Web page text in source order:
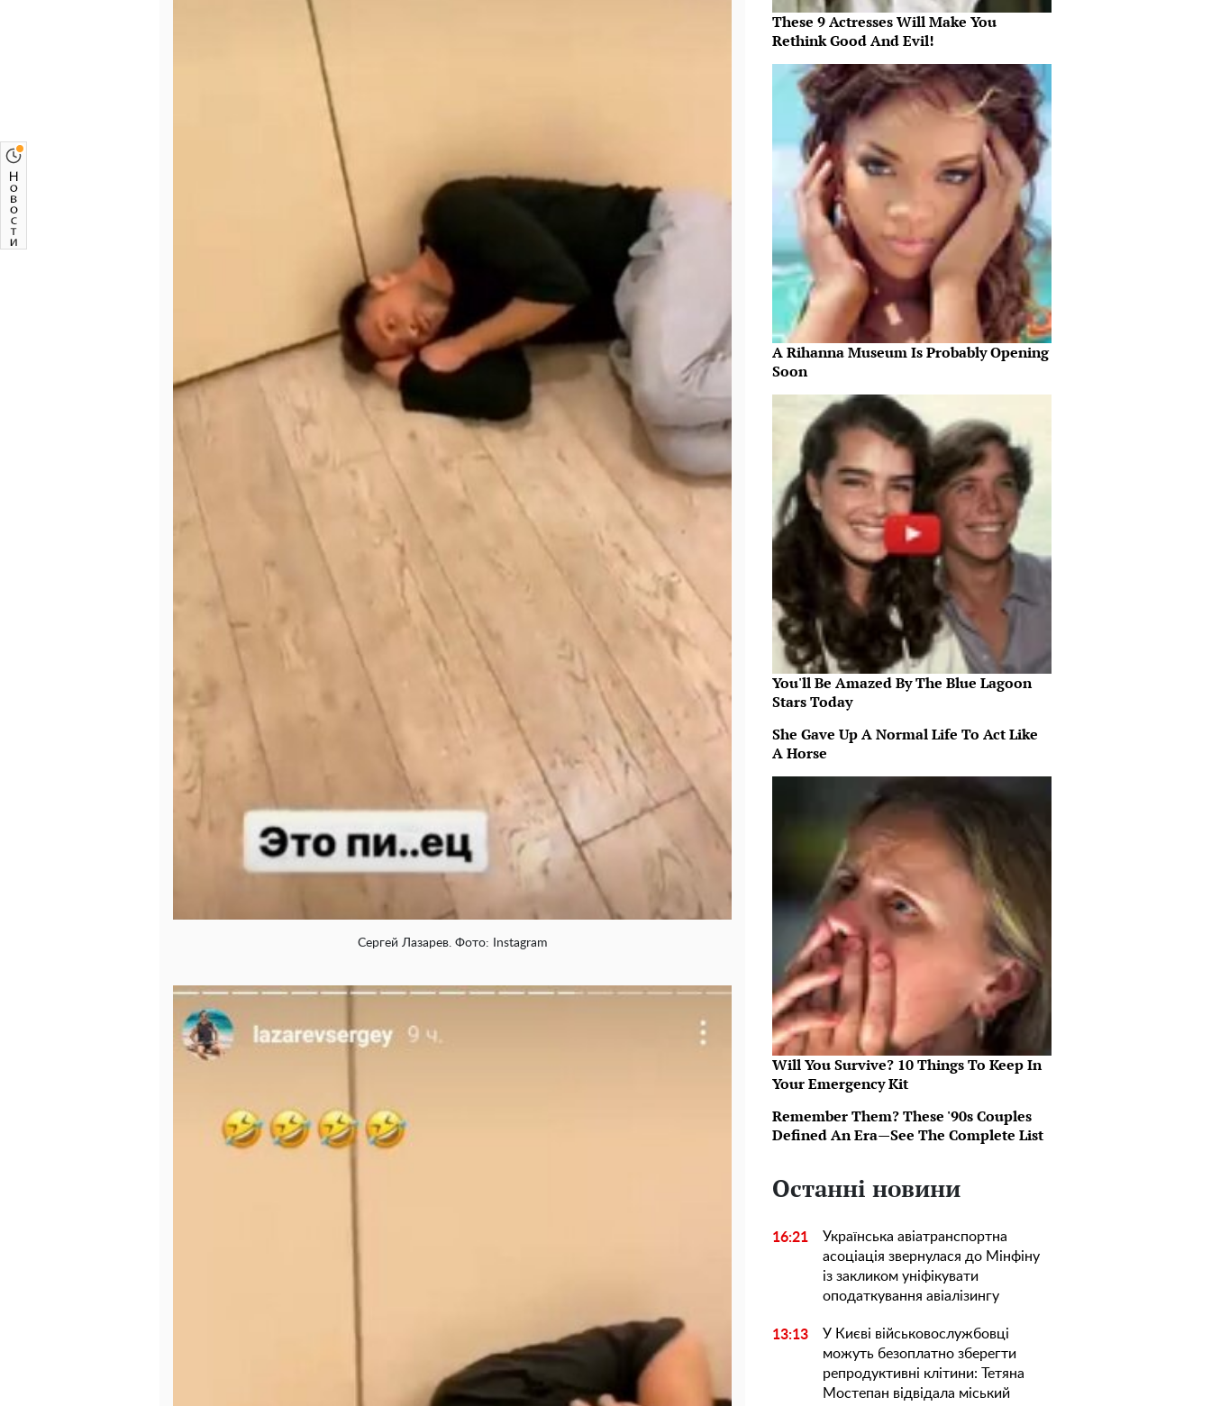
Сергей Лазарев. Фото: Instagram
These 9 Actresses Will Make You
Rethink Good And Evil!
A Rihanna Museum Is Probably Opening
Soon
You'll Be Amazed By The Blue Lagoon
Stars Today
She Gave Up A Normal Life To Act Like
A Horse
Will You Survive? 10 Things To Keep In
Your Emergency Kit
Remember Them? These '90s Couples
Defined An Era—See The Complete List
Останні новини
16:21
Українська авіатранспортна
асоціація звернулася до Мінфіну
із закликом уніфікувати
оподаткування авіалізингу
13:13
У Києві військовослужбовці
можуть безоплатно зберегти
репродуктивні клітини: Тетяна
Мостепан відвідала міський